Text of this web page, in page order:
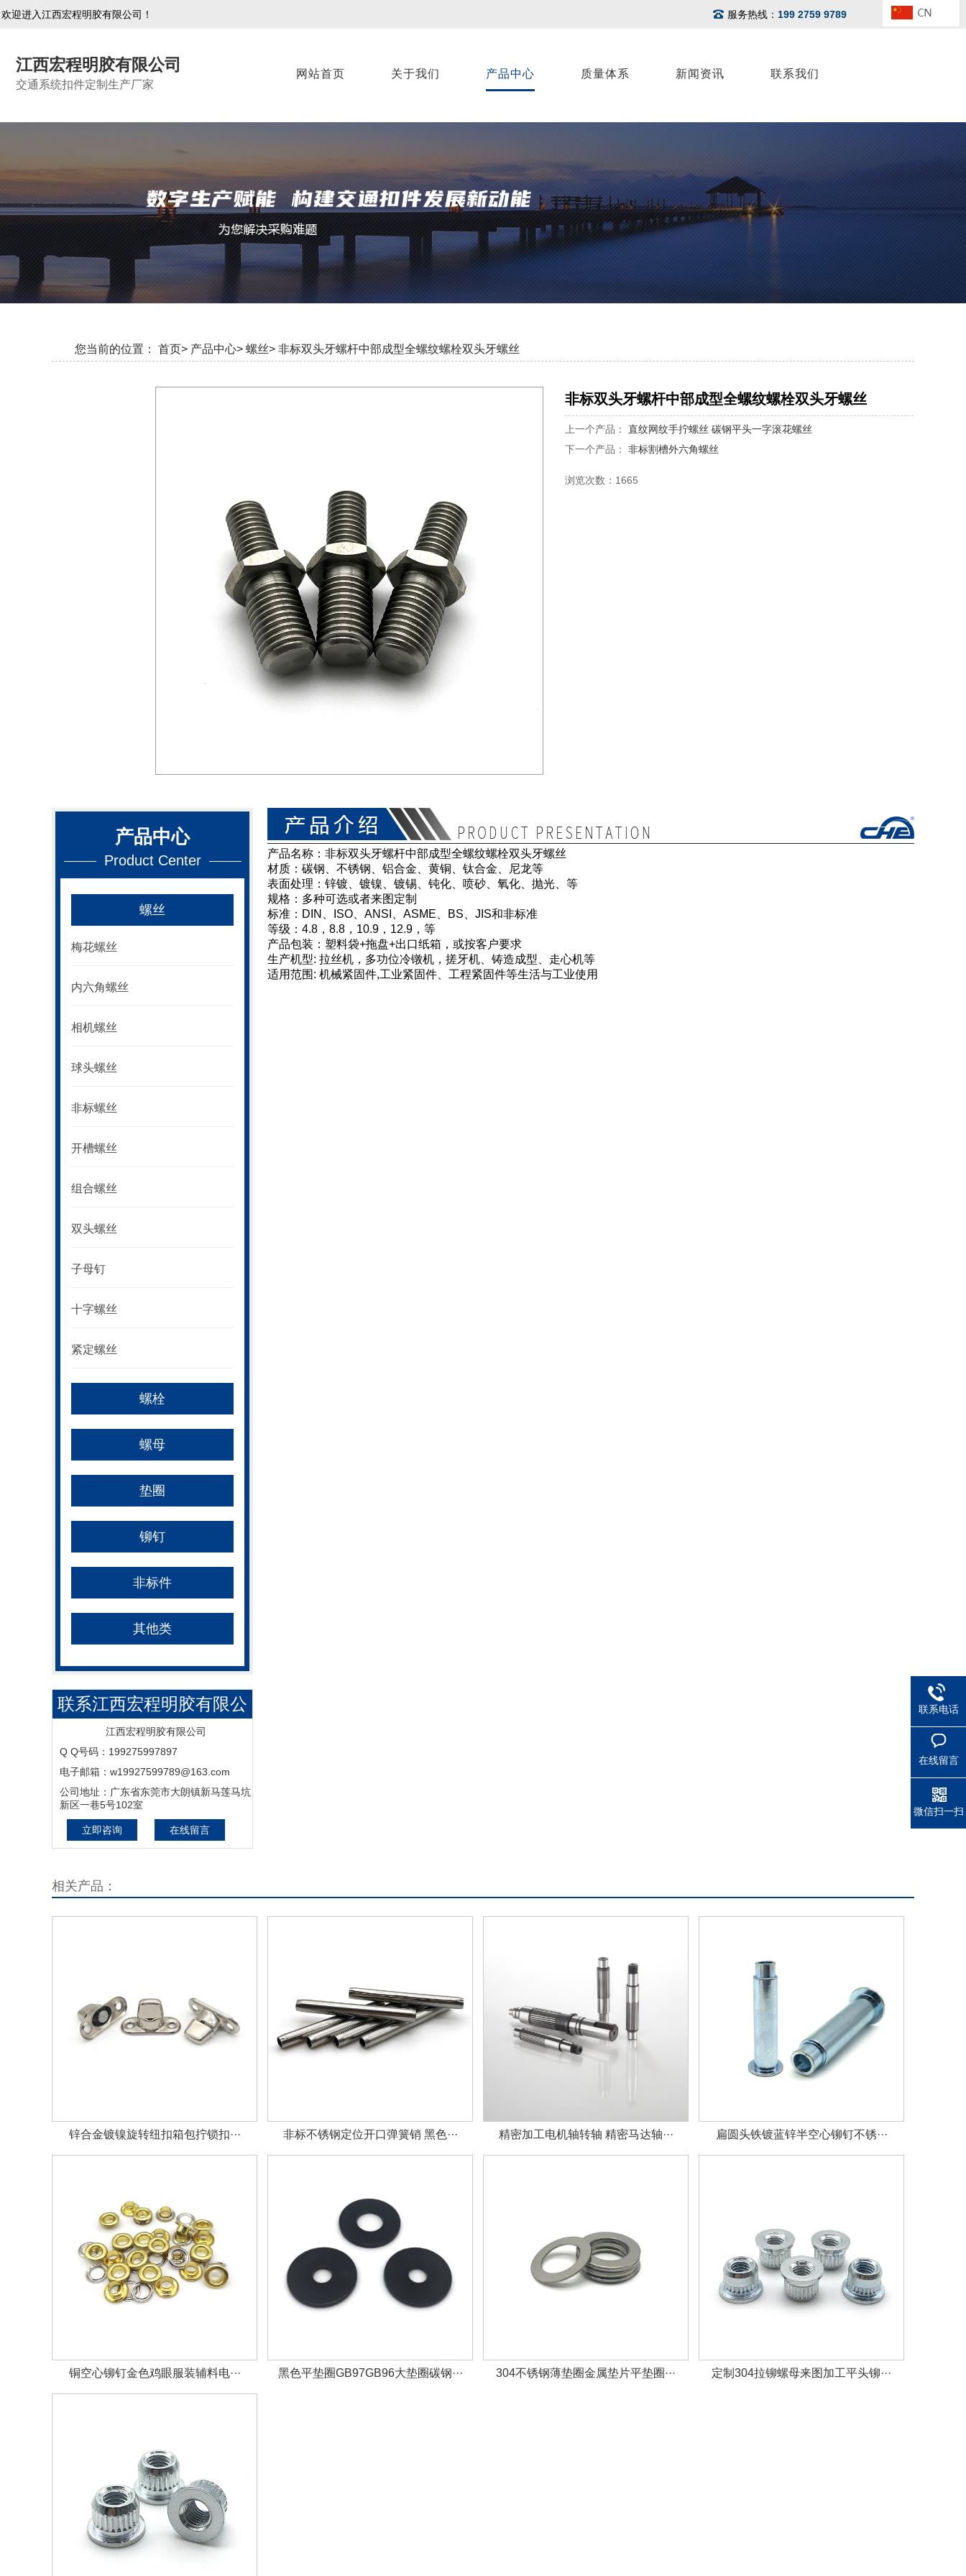
欢迎进入江西宏程明胶有限公司！ 服务热线： 199 2759 9789
江西宏程明胶有限公司
交通系统扣件定制生产厂家
网站首页 关于我们 产品中心 质量体系 新闻资讯 联系我们
您当前的位置： 首页> 产品中心> 螺丝> 非标双头牙螺杆中部成型全螺纹螺栓双头牙螺丝
非标双头牙螺杆中部成型全螺纹螺栓双头牙螺丝
上一个产品： 直纹网纹手拧螺丝 碳钢平头一字滚花螺丝
下一个产品： 非标割槽外六角螺丝
浏览次数：1665
产品中心
Product Center
螺丝
梅花螺丝
内六角螺丝
相机螺丝
球头螺丝
非标螺丝
开槽螺丝
组合螺丝
双头螺丝
子母钉
十字螺丝
紧定螺丝
螺栓
螺母
垫圈
铆钉
非标件
其他类
联系江西宏程明胶有限公
司-明胶,啫喱胶,工业明胶,
骨胶,药用明胶,食用明胶,
照相明胶,医用明胶,宏程明
胶,江西宏程明胶
江西宏程明胶有限公司
Q Q号码：199275997897
电子邮箱：w19927599789@163.com
公司地址：广东省东莞市大朗镇新马莲马坑
新区一巷5号102室
立即咨询 在线留言
产品名称：非标双头牙螺杆中部成型全螺纹螺栓双头牙螺丝
材质：碳钢、不锈钢、铝合金、黄铜、钛合金、尼龙等
表面处理：锌镀、镀镍、镀锡、钝化、喷砂、氧化、抛光、等
规格：多种可选或者来图定制
标准：DIN、ISO、ANSI、ASME、BS、JIS和非标准
等级：4.8，8.8，10.9，12.9，等
产品包装：塑料袋+拖盘+出口纸箱，或按客户要求
生产机型: 拉丝机，多功位冷镦机，搓牙机、铸造成型、走心机等
适用范围: 机械紧固件,工业紧固件、工程紧固件等生活与工业使用
相关产品：
锌合金镀镍旋转纽扣箱包拧锁扣··· 非标不锈钢定位开口弹簧销 黑色··· 精密加工电机轴转轴 精密马达轴··· 扁圆头铁镀蓝锌半空心铆钉不锈···
铜空心铆钉金色鸡眼服装辅料电··· 黑色平垫圈GB97GB96大垫圈碳钢··· 304不锈钢薄垫圈金属垫片平垫圈··· 定制304拉铆螺母来图加工平头铆···
联系电话
在线留言
微信扫一扫